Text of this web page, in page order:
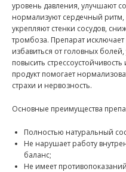
уровень давления, улучшают
нормализуют сердечный
укрепляют стенки сосудов,
тромбоза. Препарат
избавиться от головных
повысить
продукт помогает
страхи и нервозность.
Основные преимущества
Полностью натуральный
Не нарушает работу
баланс;
Не имеет